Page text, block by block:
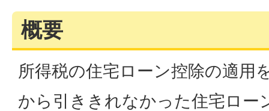
概要
所得税の住宅ローン控除の適用
から引ききれなかった住宅ロー